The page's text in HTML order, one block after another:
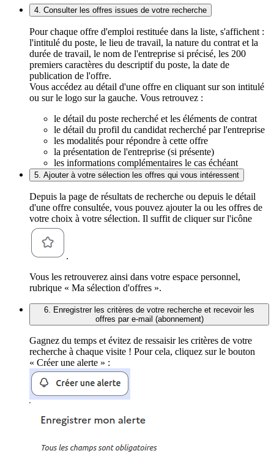
4. Consulter les offres issues de votre recherche
Pour chaque offre d'emploi restituée dans la liste, s'affichent :
l'intitulé du poste, le lieu de travail, la nature du contrat et la
durée de travail, le nom de l'entreprise si précisé, les 200
premiers caractères du descriptif du poste, la date de
publication de l'offre.
Vous accédez au détail d'une offre en cliquant sur son intitulé
ou sur le logo sur la gauche. Vous retrouvez :
le détail du poste recherché et les éléments de contrat
le détail du profil du candidat recherché par l'entreprise
les modalités pour répondre à cette offre
la présentation de l'entreprise (si présente)
les informations complémentaires le cas échéant
5. Ajouter à votre sélection les offres qui vous intéressent
Depuis la page de résultats de recherche ou depuis le détail
d'une offre consultée, vous pouvez ajouter la ou les offres de
votre choix à votre sélection. Il suffit de cliquer sur l'icône
.
Vous les retrouverez ainsi dans votre espace personnel,
rubrique « Ma sélection d'offres ».
6. Enregistrer les critères de votre recherche et recevoir les
offres par e-mail (abonnement)
Gagnez du temps et évitez de ressaisir les critères de votre
recherche à chaque visite ! Pour cela, cliquez sur le bouton
« Créer une alerte » :